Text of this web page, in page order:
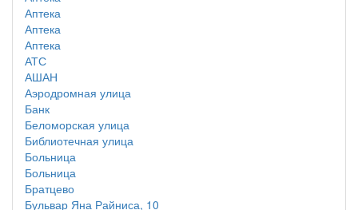
Аптека
Аптека
Аптека
АТС
АШАН
Аэродромная улица
Банк
Беломорская улица
Библиотечная улица
Больница
Больница
Братцево
Бульвар Яна Райниса, 10